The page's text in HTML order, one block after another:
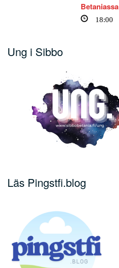
Betaniassa
18:00
Ung i Sibbo
Läs Pingstfi.blog